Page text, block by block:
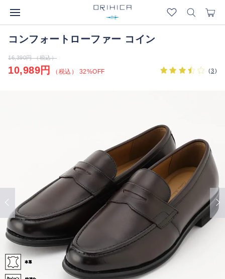
コンフォートローファー コイン
16,390円 （税込）
10,989円 （税込） 32%OFF (3)